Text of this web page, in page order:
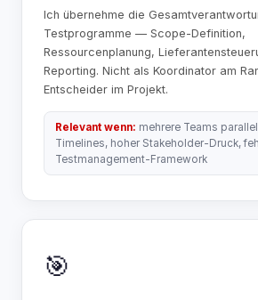
Ich übernehme die
Testprogramme — Scope-Definition,
Ressourcenplanung,
Reporting. Nicht als Koordinator am
Entscheider im Projekt.
Relevant wenn: mehrere Teams
Timelines, hoher Stakeholder-Druck,
Testmanagement-Framework
🎯